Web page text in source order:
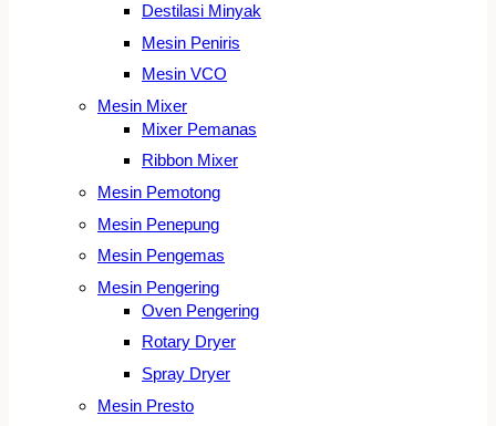
Destilasi Minyak
Mesin Peniris
Mesin VCO
Mesin Mixer
Mixer Pemanas
Ribbon Mixer
Mesin Pemotong
Mesin Penepung
Mesin Pengemas
Mesin Pengering
Oven Pengering
Rotary Dryer
Spray Dryer
Mesin Presto